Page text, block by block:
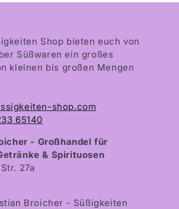
Shop bieten euch von
Süßwaren ein großes
kleinen bis großen Mengen
shop.com
65140
- Großhandel für
& Spirituosen
27a
Broicher - Süßigkeiten